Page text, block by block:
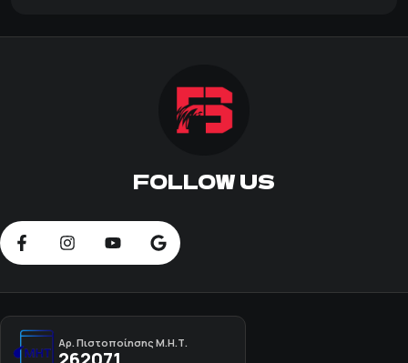
FOLLOW US
Αρ. Πιστοποίησης Μ.Η.Τ.